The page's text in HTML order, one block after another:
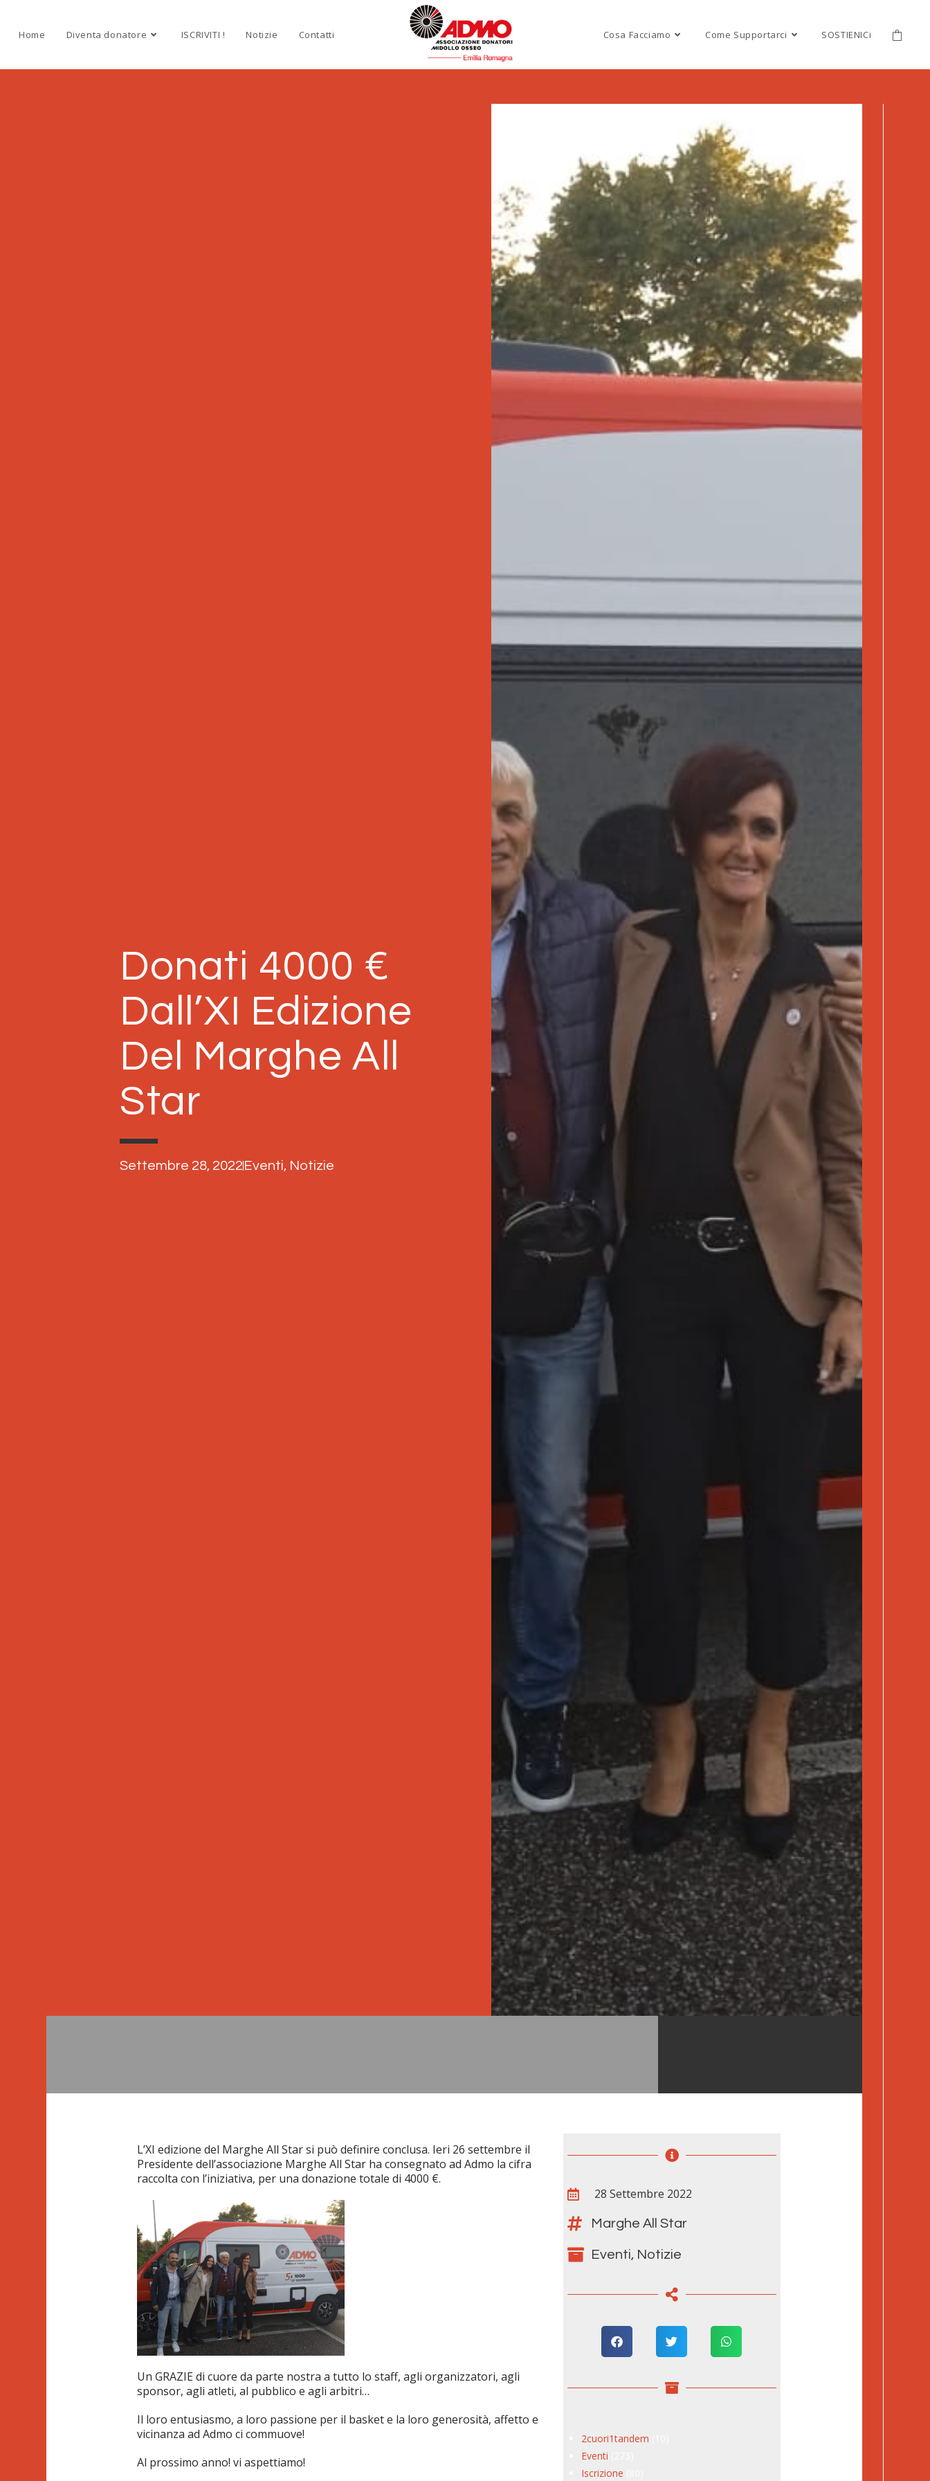
Home Diventa donatore ISCRIVITI ! Notizie Contatti Cosa Facciamo Come Supportarci SOSTIENICi
Donati 4000 €
Dall’XI Edizione
Del Marghe All
Star
Settembre 28, 2022Eventi, Notizie
L’XI edizione del Marghe All Star si può definire conclusa. Ieri 26 settembre il
Presidente dell’associazione Marghe All Star ha consegnato ad Admo la cifra
raccolta con l’iniziativa, per una donazione totale di 4000 €.
Un GRAZIE di cuore da parte nostra a tutto lo staff, agli organizzatori, agli
sponsor, agli atleti, al pubblico e agli arbitri…
Il loro entusiasmo, a loro passione per il basket e la loro generosità, affetto e
vicinanza ad Admo ci commuove!
Al prossimo anno! vi aspettiamo!
28 Settembre 2022
Marghe All Star
Eventi, Notizie
2cuori1tandem
Eventi
Iscrizione